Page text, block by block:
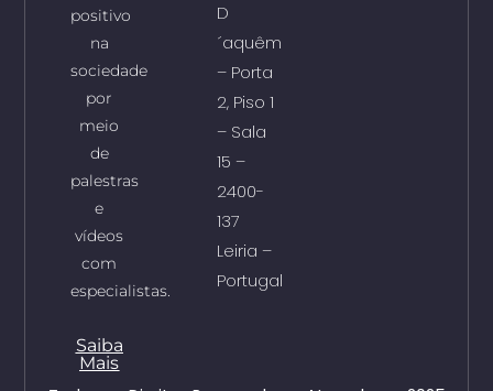
positivo
na
sociedade
por
meio
de
palestras
e
vídeos
com
especialistas.
Saiba
Mais
D
´aquêm
– Porta
2, Piso 1
– Sala
15 –
2400-
137
Leiria –
Portugal